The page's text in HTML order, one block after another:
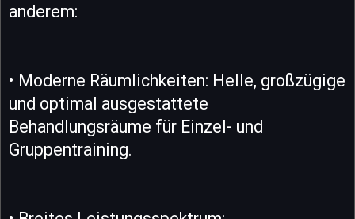
anderem:
• Moderne Räumlichkeiten: Helle, großzügige
und optimal ausgestattete
Behandlungsräume für Einzel- und
Gruppentraining.